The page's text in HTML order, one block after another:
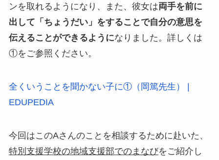
ンを取れるようになり、また、彼女は両手を前に
出して「ちょうだい」をすることで自分の意思を
伝えることができるようになりました。詳しくは
①をご参照ください。
全くいうことを聞かない子に①（岡篤先生） |
EDUPEDIA
今回はこのAさんのことを相談するために赴いた、
特別支援学校の地域支援部でのまなびをご紹介し